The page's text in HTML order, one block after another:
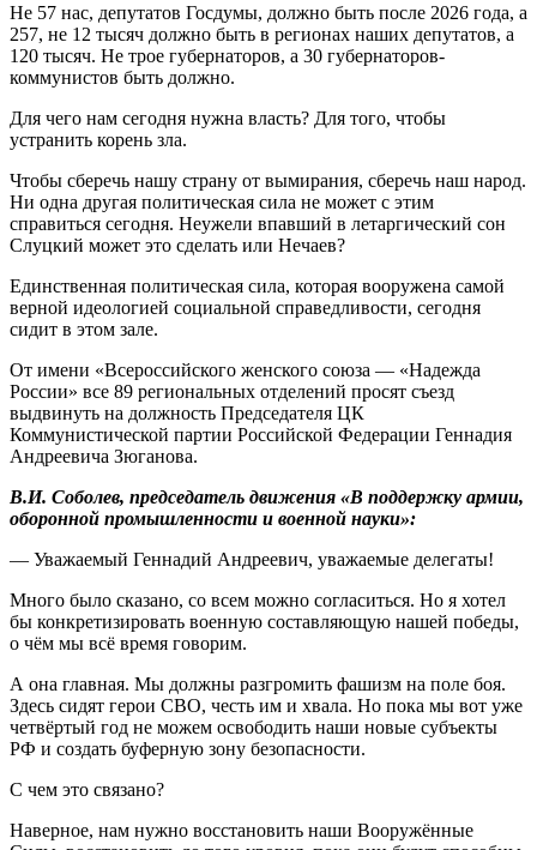
Не 57 нас, депутатов Госдумы, должно быть после 2026 года, а
257, не 12 тысяч должно быть в регионах наших депутатов, а
120 тысяч. Не трое губернаторов, а 30 губернаторов-
коммунистов быть должно.
Для чего нам сегодня нужна власть? Для того, чтобы
устранить корень зла.
Чтобы сберечь нашу страну от вымирания, сберечь наш народ.
Ни одна другая политическая сила не может с этим
справиться сегодня. Неужели впавший в летаргический сон
Слуцкий может это сделать или Нечаев?
Единственная политическая сила, которая вооружена самой
верной идеологией социальной справедливости, сегодня
сидит в этом зале.
От имени «Всероссийского женского союза — «Надежда
России» все 89 региональных отделений просят съезд
выдвинуть на должность Председателя ЦК
Коммунистической партии Российской Федерации Геннадия
Андреевича Зюганова.
В.И. Соболев, председатель движения «В поддержку армии,
оборонной промышленности и военной науки»:
— Уважаемый Геннадий Андреевич, уважаемые делегаты!
Много было сказано, со всем можно согласиться. Но я хотел
бы конкретизировать военную составляющую нашей победы,
о чём мы всё время говорим.
А она главная. Мы должны разгромить фашизм на поле боя.
Здесь сидят герои СВО, честь им и хвала. Но пока мы вот уже
четвёртый год не можем освободить наши новые субъекты
РФ и создать буферную зону безопасности.
С чем это связано?
Наверное, нам нужно восстановить наши Вооружённые